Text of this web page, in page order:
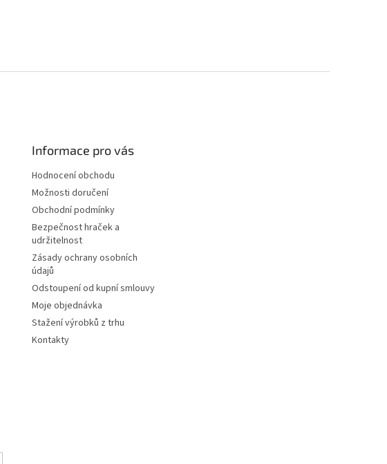
Informace pro vás
Hodnocení obchodu
Možnosti doručení
Obchodní podmínky
Bezpečnost hraček a
udržitelnost
Zásady ochrany osobních
údajů
Odstoupení od kupní smlouvy
Moje objednávka
Stažení výrobků z trhu
Kontakty